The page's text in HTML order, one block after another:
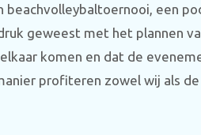
beachvolleybaltoernooi, een
geweest met het plannen
komen en dat de
profiteren zowel wij als